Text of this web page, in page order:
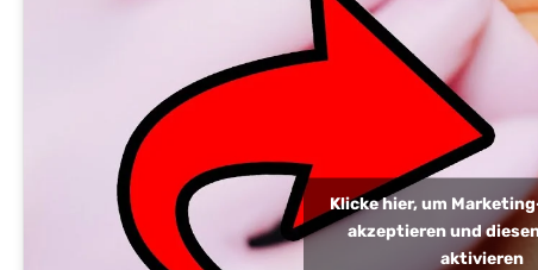
Klicke hier, um
akzeptieren und
aktivieren